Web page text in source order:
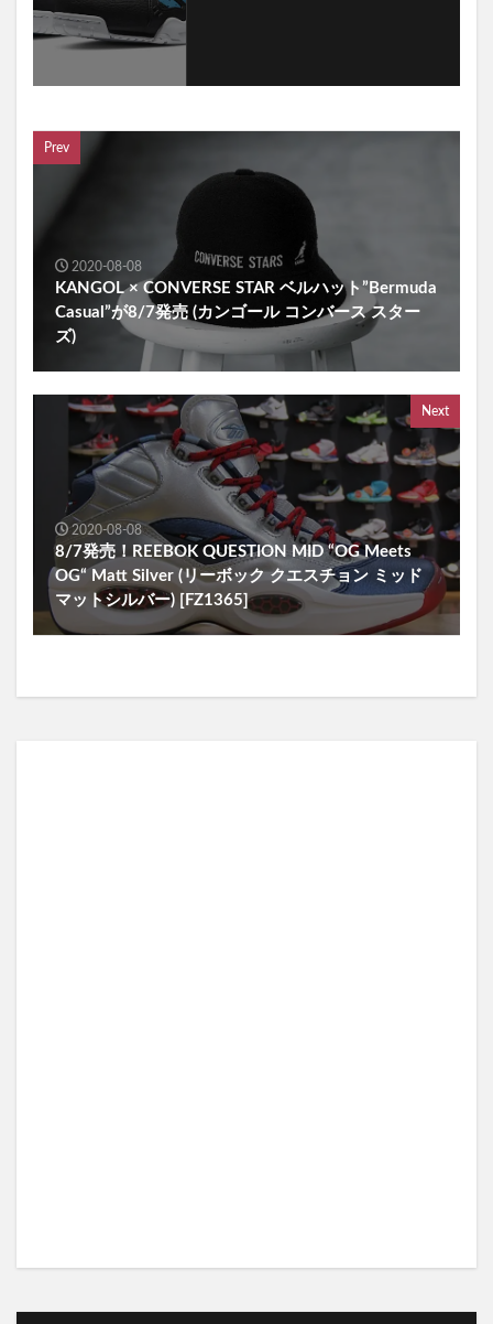
Prev
2020-08-08
KANGOL × CONVERSE STAR ベルハット”Bermuda
Casual”が8/7発売 (カンゴール コンバース スター
ズ)
Next
2020-08-08
8/7発売！REEBOK QUESTION MID “OG Meets
OG“ Matt Silver (リーボック クエスチョン ミッド
マットシルバー) [FZ1365]